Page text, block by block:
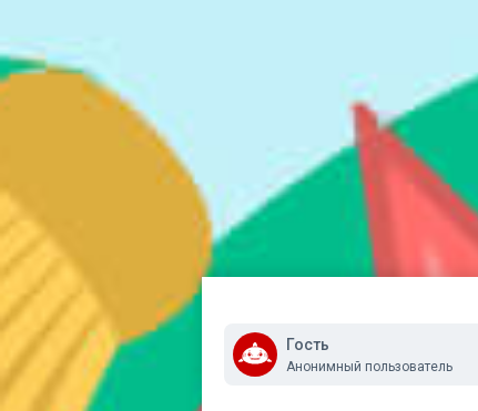
Гость
Анонимный пользователь